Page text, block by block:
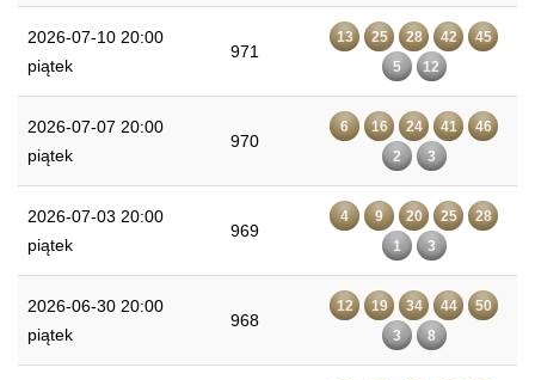
2026-07-10 20:00
piątek
971
13 25 28 42
45
5
12
2026-07-07 20:00
piątek
970
6 16 24 41
46
2
3
2026-07-03 20:00
piątek
969
4 9 20 25
28
1
3
2026-06-30 20:00
piątek
968
12 19 34 44
50
3
8